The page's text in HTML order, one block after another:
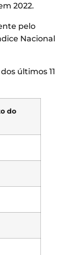
2022.
pelo
Nacional
últimos 11
do